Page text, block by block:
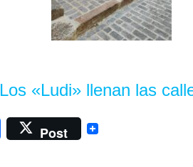
Los «Ludi» llenan las
Post